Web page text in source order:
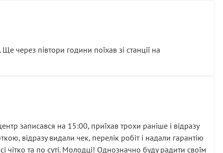
декілька гайок під лобовим склом. Мені
та бажання повертатися.
через півтори години поїхав зі станції на
записався на 15:00, приїхав трохи раніше і відразу
відразу видали чек, перелік робіт і надали гарантію
та по суті. Молодці! Однозначно буду радити своїм